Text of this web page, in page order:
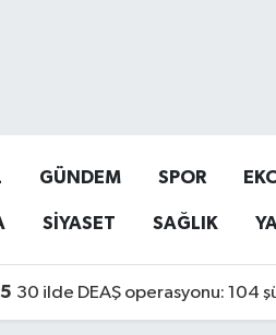
GÜNDEM SPOR
SİYASET SAĞLIK
30 ilde DEAŞ operasyonu: 104